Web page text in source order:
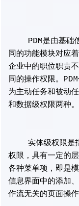
PDM是由基础信
同的功能模块对应
企业中的职位职责
同的操作权限。
为主动任务和被动
和数据级权限两种。
实体级权限是指
权限，具有一定的
各种菜单项，即是
信息界面中的添加
作流无关的页面操